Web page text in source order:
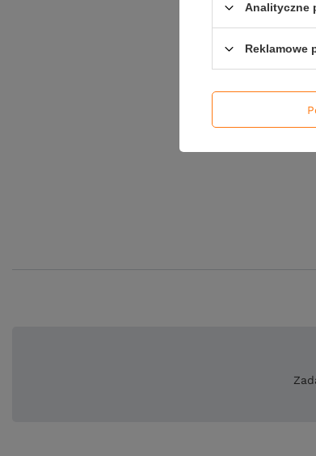
Analityczne
Reklamowe